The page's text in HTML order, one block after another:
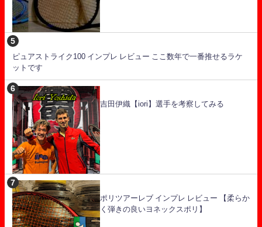
ピュアストライク100 インプレ レビュー ここ数年で一番推せるラケ
ットです
吉田伊織【iori】選手を考察してみる
ポリツアーレブ インプレ レビュー 【柔らか
く弾きの良いヨネックスポリ】